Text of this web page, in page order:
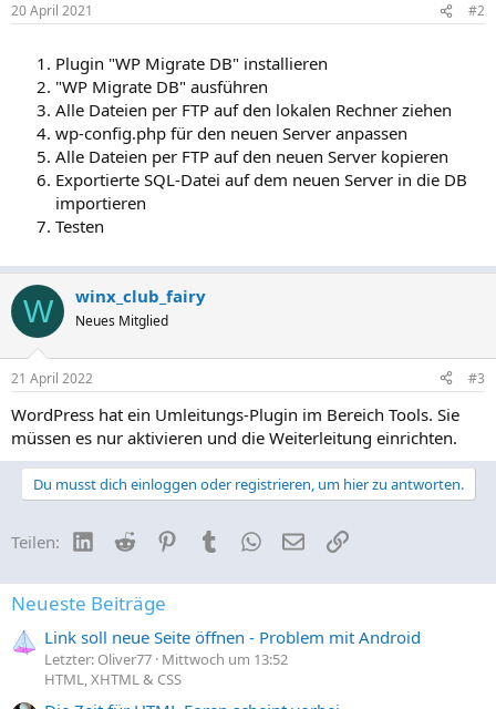
20 April 2021 #2
Plugin "WP Migrate DB" installieren
"WP Migrate DB" ausführen
Alle Dateien per FTP auf den lokalen Rechner ziehen
wp-config.php für den neuen Server anpassen
Alle Dateien per FTP auf den neuen Server kopieren
Exportierte SQL-Datei auf dem neuen Server in die DB
importieren
Testen
W winx_club_fairy
Neues Mitglied
21 April 2022 #3
WordPress hat ein Umleitungs-Plugin im Bereich Tools. Sie
müssen es nur aktivieren und die Weiterleitung einrichten.
Du musst dich einloggen oder registrieren, um hier zu antworten.
Teilen: LinkedIn
Reddit PinterestTumblrWhatsApp
E-MailLink
Neueste Beiträge
Link soll neue Seite öffnen - Problem mit Android
Letzter: Oliver77 Mittwoch um 13:52
HTML, XHTML & CSS